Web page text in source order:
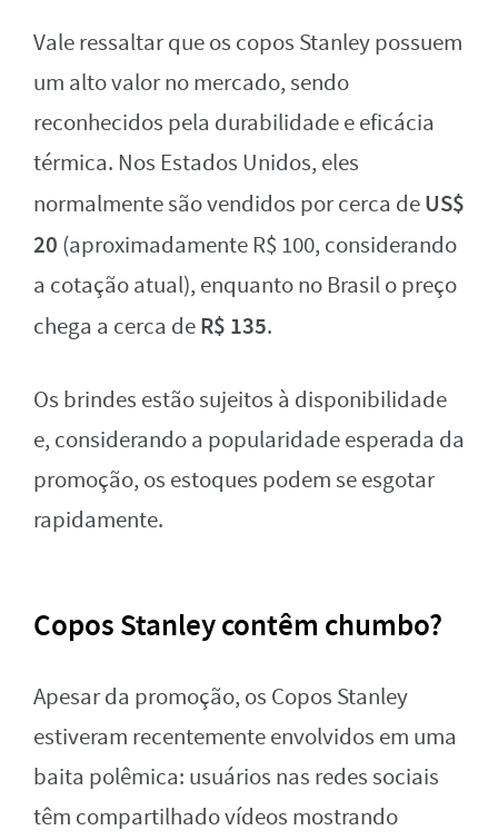
Vale ressaltar que os copos Stanley possuem
um alto valor no mercado, sendo
reconhecidos pela durabilidade e eficácia
térmica. Nos Estados Unidos, eles
normalmente são vendidos por cerca deUS$
20 (aproximadamente R$ 100, considerando
a cotação atual), enquanto no Brasil o preço
chega a cerca deR$ 135.
Os brindes estão sujeitos à disponibilidade
e, considerando a popularidade esperada da
promoção, os estoques podem se esgotar
rapidamente.
Copos Stanley contêm chumbo?
Apesar da promoção, os Copos Stanley
estiveram recentemente envolvidos em uma
baita polêmica: usuários nas redes sociais
têm compartilhado vídeos mostrando